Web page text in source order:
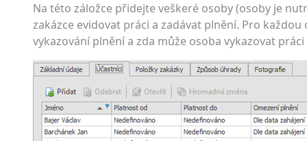
Na této záložce přidejte veškeré osoby (osoby je
zakázce evidovat práci a zadávat plnění. Pro
vykazování plnění a zda může osoba vykazovat